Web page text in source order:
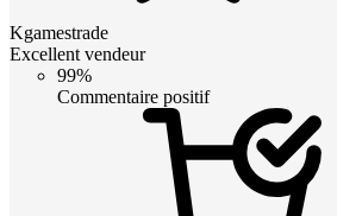
Kgamestrade
Excellent vendeur
99%
Commentaire positif